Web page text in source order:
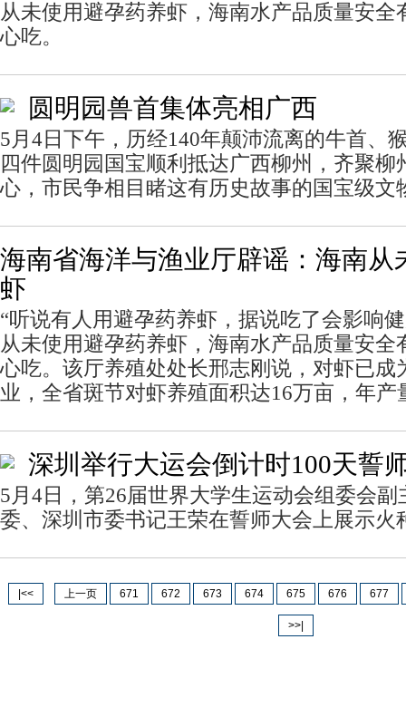
从未使用避孕药养虾，海南水产品质量安全
心吃。
圆明园兽首集体亮相广西
5月4日下午，历经140年颠沛流离的牛首、
四件圆明园国宝顺利抵达广西柳州，齐聚柳
心，市民争相目睹这有历史故事的国宝级文
海南省海洋与渔业厅辟谣：海南从
虾
“听说有人用避孕药养虾，据说吃了会影响
从未使用避孕药养虾，海南水产品质量安全
心吃。该厅养殖处处长邢志刚说，对虾已成
业，全省斑节对虾养殖面积达16万亩，年产
深圳举行大运会倒计时100天誓
5月4日，第26届世界大学生运动会组委会
委、深圳市委书记王荣在誓师大会上展示火
|<< 上一页 671 672 673 674 675 676 677
>>|